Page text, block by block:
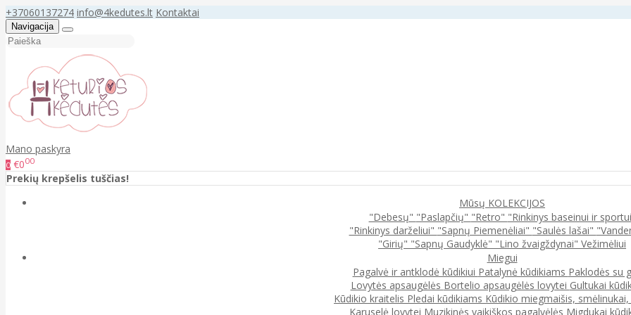
+37060137274 info@4kedutes.lt Kontaktai
Navigacija
Mano paskyra
0 €000
Prekių krepšelis tuščias!
Mūsų KOLEKCIJOS
"Debesų" "Paslapčių" "Retro" "Rinkinys baseinui ir
"Rinkinys darželiui" "Sapnų Piemenėliai" "Saulės lašai"
"Girių" "Sapnų Gaudyklė" "Lino žvaigždynai" Vežimėliui
Miegui
Pagalvė ir antklodė kūdikiui Patalynė kūdikiams Paklodės su
Lovytės apsaugėlės Bortelio apsaugėlės lovytei Gultukai
Kūdikio kraitelis Pledai kūdikiams Kūdikio miegmaišis,
Karuselė lovytei Muzikinės vaikiškos pagalvėlės Migdukai